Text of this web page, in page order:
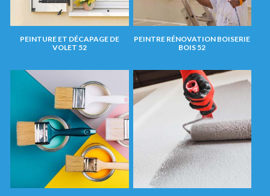
PEINTURE ET DÉCAPAGE DE
VOLET 52
PEINTRE RÉNOVATION BOISERIE
BOIS 52